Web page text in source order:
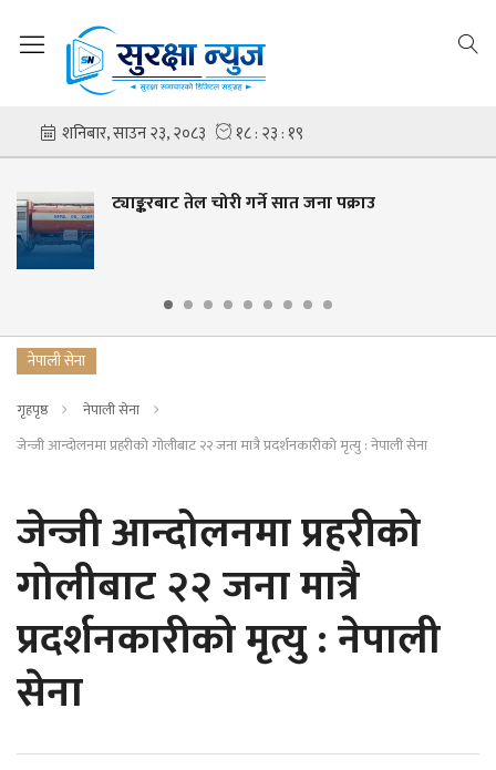
ट्याङ्करबाट तेल चोरी गर्ने सात जना पक्राउ
नेपाली सेना
गृहपृष्ठ
नेपाली सेना
जेन्जी आन्दोलनमा प्रहरीको गोलीबाट २२ जना मात्रै प्रदर्शनकारीको मृत्यु : नेपाली सेना
जेन्जी आन्दोलनमा प्रहरीको
गोलीबाट २२ जना मात्रै
प्रदर्शनकारीको मृत्यु : नेपाली
सेना